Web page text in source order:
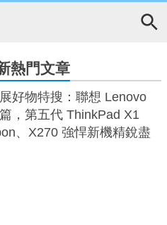
熱門文章
好物特搜：聯想 Lenovo
，第五代 ThinkPad X1
、X270 強悍新機精銳盡